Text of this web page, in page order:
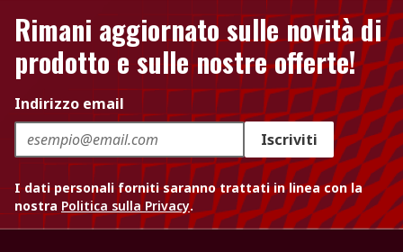
Rimani aggiornato sulle novità di
prodotto e sulle nostre offerte!
Indirizzo email
Iscriviti
I dati personali forniti saranno trattati in linea con la
nostra Politica sulla Privacy.